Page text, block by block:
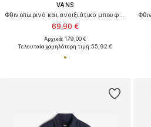
VANS
69,90 €
Αρχικά: 179,00 €
Τελευταία χαμηλότερη τιμή:55,92 €